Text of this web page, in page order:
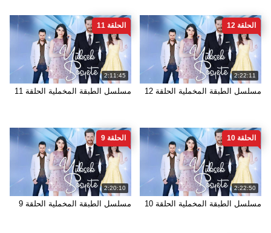
2:22:11
الحلقة 12
مسلسل الطبقة المخملية الحلقة 12
2:11:45
الحلقة 11
مسلسل الطبقة المخملية الحلقة 11
2:22:50
الحلقة 10
مسلسل الطبقة المخملية الحلقة 10
2:20:10
الحلقة 9
مسلسل الطبقة المخملية الحلقة 9